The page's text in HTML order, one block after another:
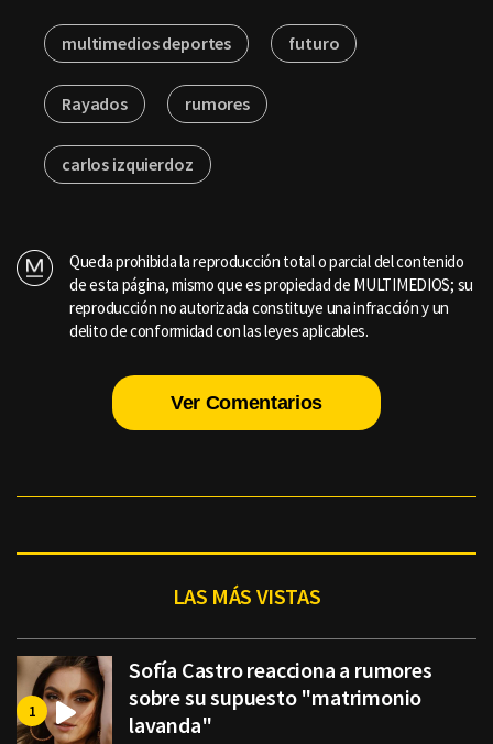
multimedios deportes futuro
Rayados rumores
carlos izquierdoz
Queda prohibida la reproducción total o parcial del contenido
de esta página, mismo que es propiedad de MULTIMEDIOS; su
reproducción no autorizada constituye una infracción y un
delito de conformidad con las leyes aplicables.
Ver Comentarios
LAS MÁS VISTAS
Sofía Castro reacciona a rumores
sobre su supuesto "matrimonio
lavanda"